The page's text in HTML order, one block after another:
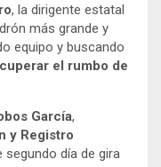
, la dirigente estatal
más grande y
equipo y buscando
el rumbo de
García,
y Registro
segundo día de gira